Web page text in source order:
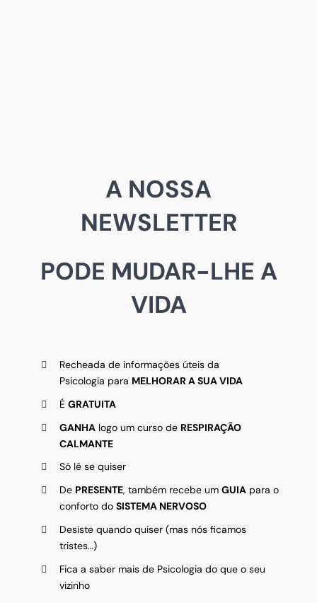
A NOSSA
NEWSLETTER
PODE MUDAR-LHE A
VIDA
Recheada de informações úteis da
Psicologia para MELHORAR A SUA VIDA
É GRATUITA
GANHAlogo um curso de RESPIRAÇÃO
CALMANTE
Só lê se quiser
De PRESENTE, também recebe um GUIApara o
conforto do SISTEMA NERVOSO
Desiste quando quiser (mas nós ficamos
tristes…)
Fica a saber mais de Psicologia do que o seu
vizinho